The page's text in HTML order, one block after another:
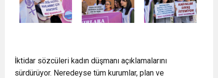
İktidar sözcüleri kadın düşmanı açıklamalarını
sürdürüyor. Neredeyse tüm kurumlar, plan ve